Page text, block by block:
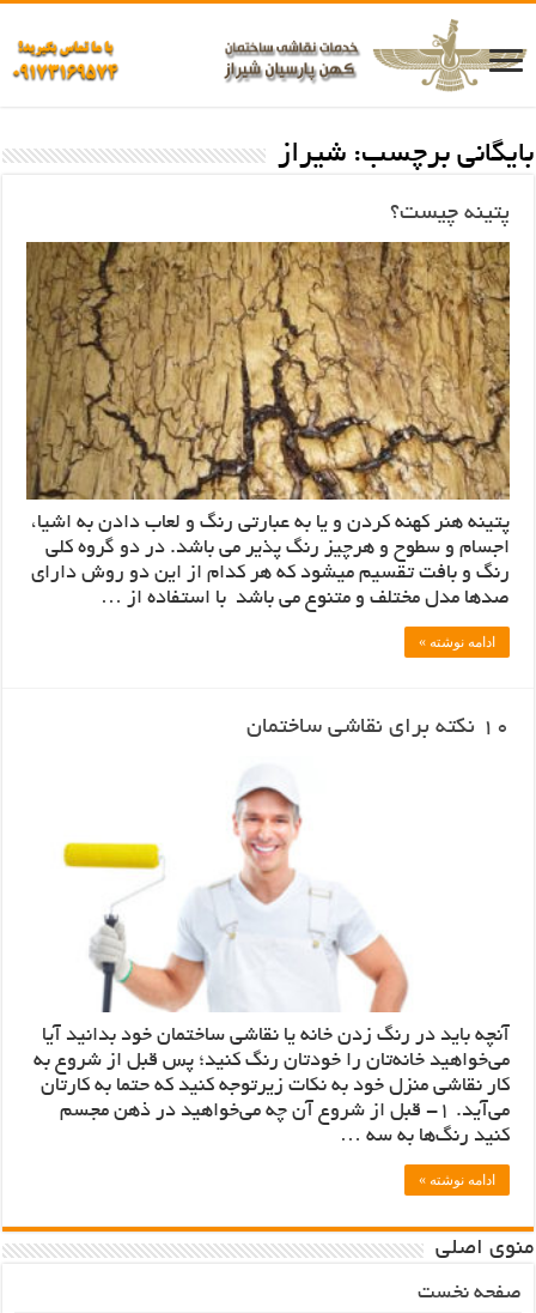
بایگانی برچسب:شیراز
پتینه چیست؟
پتینه هنر کهنه کردن و یا به عبارتی رنگ و لعاب دادن به اشیا،
اجسام و سطوح و هرچیز رنگ پذیر می باشد. در دو گروه کلی
رنگ و بافت تقسیم میشود که هر کدام از این دو روش دارای
صدها مدل مختلف و متنوع می باشد با استفاده از …
ادامه نوشته »
10 نکته برای نقاشی ساختمان
آنچه باید در رنگ زدن خانه یا نقاشی ساختمان خود بدانید آیا
می‌خواهید خانه‌تان را خودتان رنگ کنید؛ پس قبل از شروع به
کار نقاشی منزل خود به نکات زیرتوجه کنید که حتما به کارتان
می‌آید. 1- قبل از شروع آن چه می‌خواهید در ذهن مجسم
کنید رنگ‌ها به سه …
ادامه نوشته »
منوی اصلی
صفحه نخست